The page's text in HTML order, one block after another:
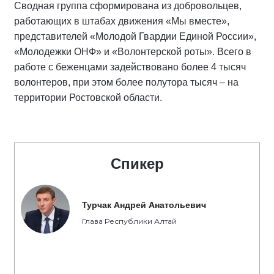
Сводная группа сформирована из добровольцев,
работающих в штабах движения «Мы вместе»,
представителей «Молодой Гвардии Единой России»,
«Молодежки ОНФ» и «Волонтерской роты». Всего в
работе с беженцами задействовано более 4 тысяч
волонтеров, при этом более полутора тысяч – на
территории Ростовской области.
Спикер
Турчак Андрей Анатольевич
Глава Республики Алтай